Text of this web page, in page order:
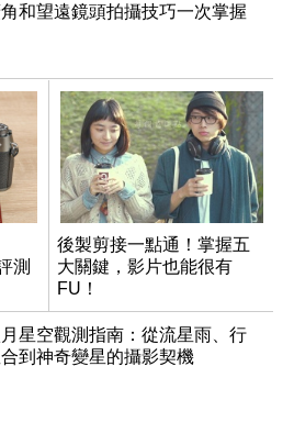
角和望遠鏡頭拍攝技巧一次掌握
測
後製剪接一點通！掌握五
大關鍵，影片也能很有
FU！
月星空觀測指南：從流星雨、行
到神奇變星的攝影契機